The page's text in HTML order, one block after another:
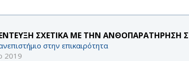
ΣΧΕΤΙΚΑ ΜΕ ΤΗΝ ΑΝΘΟΠΑΡΑΤΗΡΗΣΗ
στην επικαιρότητα
2019